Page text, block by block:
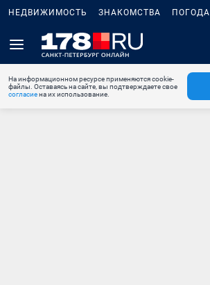
НЕДВИЖИМОСТЬ ЗНАКОМСТВА ПОГОДА
На информационном ресурсе применяются cookie-
файлы. Оставаясь на сайте, вы подтверждаете свое
согласиена их использование.